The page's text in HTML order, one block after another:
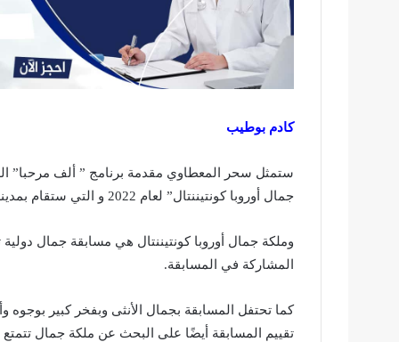
كادم بوطيب
ستمثل سحر المعطاوي مقدمة برنامج ” ألف مرحبا”
جمال أوروبا كونتيننتال” لعام 2022 و التي ستقام بمدينة نابولي الإيطالية.
وملكة جمال أوروبا كونتيننتال هي مسابقة جمال
المشاركة في المسابقة.
كما تحتفل المسابقة بجمال الأنثى وبفخر كبير
تقييم المسابقة أيضًا على البحث عن ملكة جمال